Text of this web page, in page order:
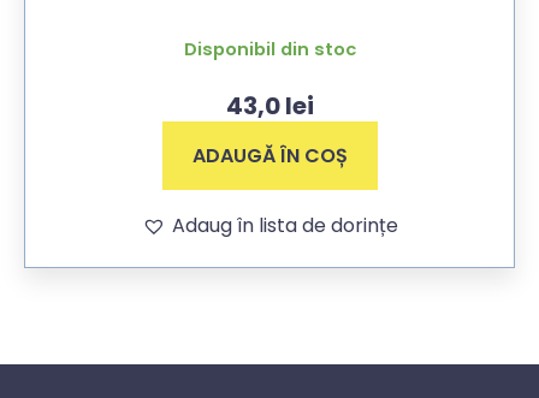
Disponibil din stoc
43,0lei
ADAUGĂ ÎN COȘ
Adaug în lista de dorințe